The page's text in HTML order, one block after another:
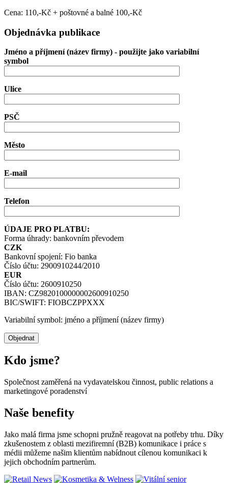
Cena: 110,-Kč + poštovné a balné 100,-Kč
Objednávka publikace
Jméno a příjmení (název firmy) - použijte jako variabilní
symbol
Ulice
PSČ
Město
E-mail
Telefon
ÚDAJE PRO PLATBU:
Forma úhrady: bankovním převodem
CZK
Bankovní spojení: Fio banka
Číslo účtu: 2900910244/2010
EUR
Číslo účtu: 2600910250
IBAN: CZ9820100000002600910250
BIC/SWIFT: FIOBCZPPXXX
Variabilní symbol: jméno a příjmení (název firmy)
Kdo jsme?
Společnost zaměřená na vydavatelskou činnost, public relations a
marketingové poradenství
Naše benefity
Jako malá firma jsme schopni pružně reagovat na potřeby trhu. Díky
zkušenostem z oblasti mezifiremní (B2B) komunikace i práce s
médii můžeme našim klientům nabídnout cílenou komunikaci k
jejich obchodním partnerům.